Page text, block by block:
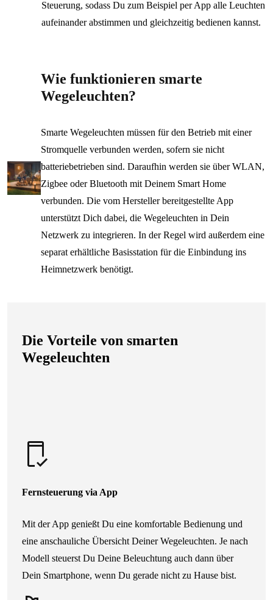
Steuerung, sodass Du zum Beispiel per App alle Leuchten
aufeinander abstimmen und gleichzeitig bedienen kannst.
Wie funktionieren smarte
Wegeleuchten?
Smarte Wegeleuchten müssen für den Betrieb mit einer
Stromquelle verbunden werden, sofern sie nicht
batteriebetrieben sind. Daraufhin werden sie über WLAN,
Zigbee oder Bluetooth mit Deinem Smart Home
verbunden. Die vom Hersteller bereitgestellte App
unterstützt Dich dabei, die Wegeleuchten in Dein
Netzwerk zu integrieren. In der Regel wird außerdem eine
separat erhältliche Basisstation für die Einbindung ins
Heimnetzwerk benötigt.
Die Vorteile von smarten
Wegeleuchten
Fernsteuerung via App
Mit der App genießt Du eine komfortable Bedienung und
eine anschauliche Übersicht Deiner Wegeleuchten. Je nach
Modell steuerst Du Deine Beleuchtung auch dann über
Dein Smartphone, wenn Du gerade nicht zu Hause bist.